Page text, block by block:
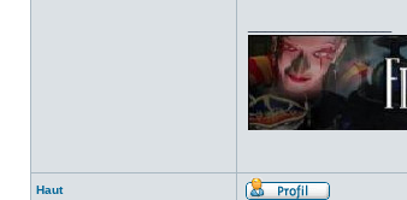
Haut